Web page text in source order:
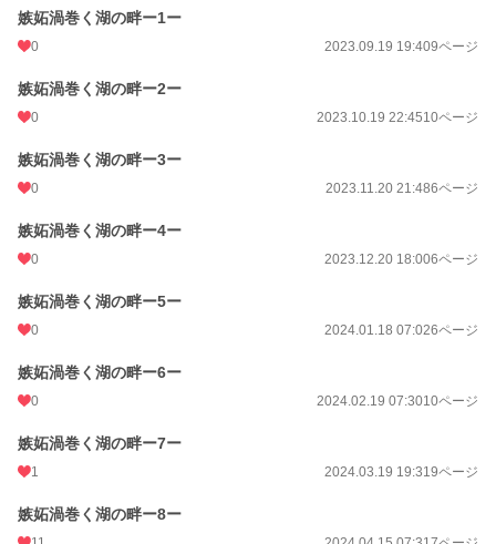
嫉妬渦巻く湖の畔ー1ー
0 2023.09.19 19:409ページ
嫉妬渦巻く湖の畔ー2ー
0 2023.10.19 22:4510ページ
嫉妬渦巻く湖の畔ー3ー
0 2023.11.20 21:486ページ
嫉妬渦巻く湖の畔ー4ー
0 2023.12.20 18:006ページ
嫉妬渦巻く湖の畔ー5ー
0 2024.01.18 07:026ページ
嫉妬渦巻く湖の畔ー6ー
0 2024.02.19 07:3010ページ
嫉妬渦巻く湖の畔ー7ー
1 2024.03.19 19:319ページ
嫉妬渦巻く湖の畔ー8ー